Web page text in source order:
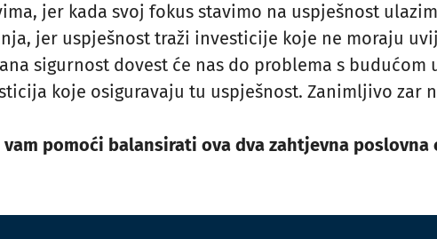
jer kada svoj fokus stavimo na uspješnost
jer uspješnost traži investicije koje ne moraju
sigurnost dovest će nas do problema s budućom
koje osiguravaju tu uspješnost. Zanimljivo zar
vam pomoći balansirati ova dva zahtjevna